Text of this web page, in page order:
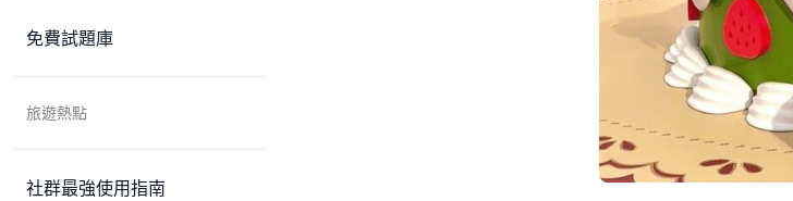
免費試題庫
旅遊熱點
社群最強使用指南